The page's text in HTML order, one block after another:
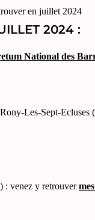
2024 :
National des
Les-Sept-Ecluses
: venez y retrouver